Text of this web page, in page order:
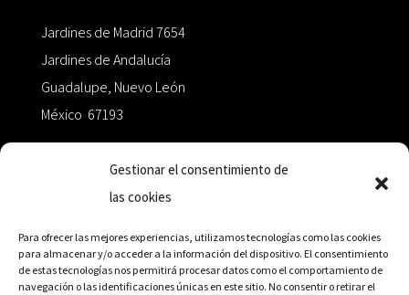
Gestionar el consentimiento de
las cookies
Para ofrecer las mejores experiencias, utilizamos tecnologías como las cookies
para almacenar y/o acceder a la información del dispositivo. El consentimiento
de estas tecnologías nos permitirá procesar datos como el comportamiento de
navegación o las identificaciones únicas en este sitio. No consentir o retirar el
Jardines de Madrid 7654
Jardines de Andalucía
Guadalupe, Nuevo León
México 67193
+52 811.499.5638
RED DE DISTRIBUCIÓN